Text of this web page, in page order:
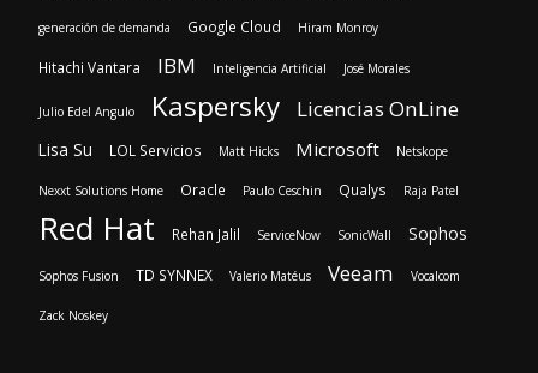
generación de demanda Google Cloud Hiram Monroy
Hitachi Vantara IBM Inteligencia Artificial José Morales
Julio Edel Angulo Kaspersky Licencias OnLine
Lisa Su LOL Servicios Matt Hicks Microsoft Netskope
Nexxt Solutions Home Oracle Paulo Ceschin Qualys Raja Patel
Red Hat Rehan Jalil ServiceNow SonicWall Sophos
Sophos Fusion TD SYNNEX Valerio Matéus Veeam Vocalcom
Zack Noskey